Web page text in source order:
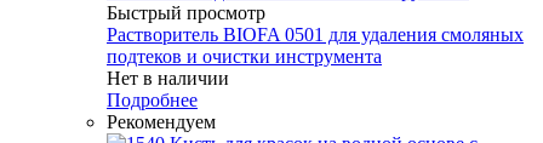
Быстрый просмотр
Растворитель BIOFA 0501 для удаления смоляных
подтеков и очистки инструмента
Нет в наличии
Подробнее
Рекомендуем